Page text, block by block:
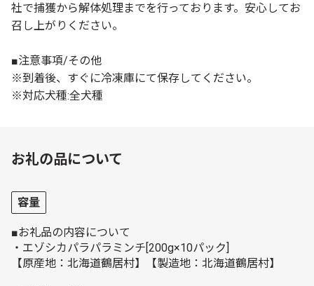
社で捕獲から解体処理までを行っております。安心してお
召し上がりください。
■注意事項/その他
※到着後、すぐに冷凍庫にて保存してください。
※対応犬種:全犬種
お礼の品について
容量
■お礼品の内容について
・エゾシカパラパラミンチ[200g×10パック]
【原産地：北海道鶴居村】【製造地：北海道鶴居村】